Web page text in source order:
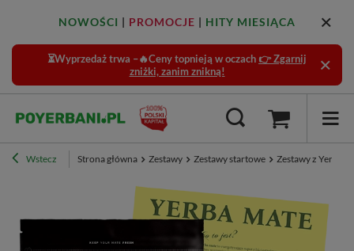
NOWOŚCI | PROMOCJE | HITY MIESIĄCA
⏳Wyprzedaż trwa –🔥Ceny topnieją w oczach 👉 Zgarnij
zniżki, zanim znikną!
Wstecz Strona główna Zestawy Zestawy startowe Zestawy z Yerbą -